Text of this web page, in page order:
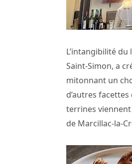
L’intangibilité
Saint-Simon, a
mitonnant un
d’autres
terrines viennent
de Marcillac-la-